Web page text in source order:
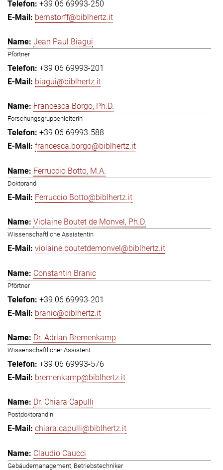
+39 06 69993-250
bernstorff@biblhertz.it
Jean Paul Biagui
Pförtner
+39 06 69993-201
biagui@biblhertz.it
Francesca Borgo, Ph.D.
Forschungsgruppenleiterin
+39 06 69993-588
francesca.borgo@biblhertz.it
Ferruccio Botto, M.A.
Doktorand
Ferruccio.Botto@biblhertz.it
Violaine Boutet de Monvel, Ph.D.
Wissenschaftliche Assistentin
violaine.boutetdemonvel@biblhertz.it
Constantin Branic
Pförtner
+39 06 69993-201
branic@biblhertz.it
Dr. Adrian Bremenkamp
Wissenschaftlicher Assistent
+39 06 69993-576
bremenkamp@biblhertz.it
Dr. Chiara Capulli
Postdoktorandin
chiara.capulli@biblhertz.it
Claudio Caucci
Gebäudemanagement, Betriebstechniker